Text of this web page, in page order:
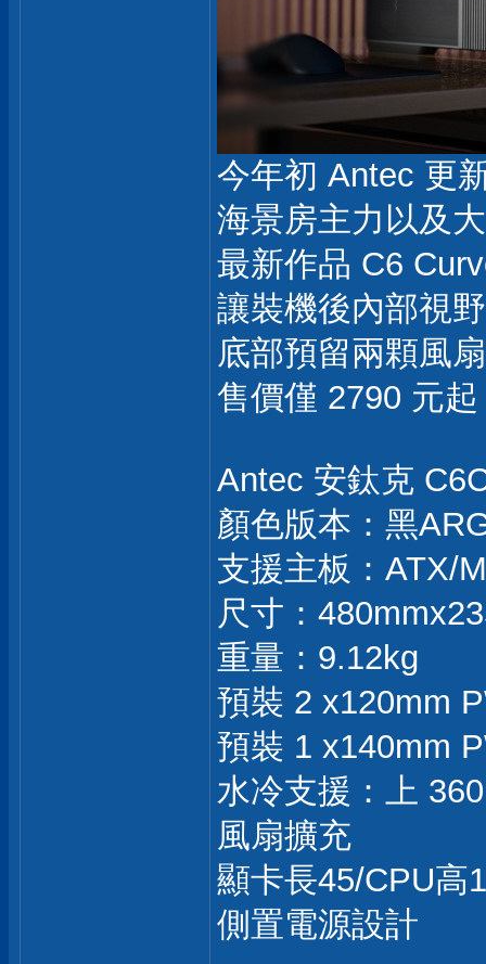
今年初 Antec 更
海景房主力以及
最新作品 C6
讓裝機後內部視
底部預留兩顆風
售價僅 2790 元
Antec 安鈦克
顏色版本：黑
支援主板：ATX/
尺寸：
重量：9.12kg
預裝 2 x120mm
預裝 1 x140mm
水冷支援：上 360
風扇擴充
顯卡長45/CPU高
側置電源設計